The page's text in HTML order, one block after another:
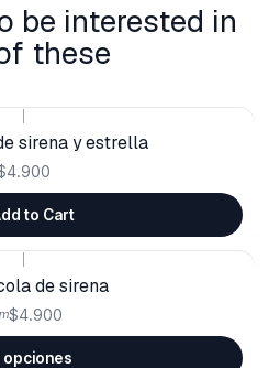
be interested in
these
sirena y estrella
to Cart
de sirena
$4.900
opciones